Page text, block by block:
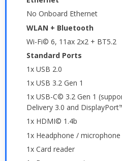
No Onboard Ethernet
WLAN + Bluetooth
Wi-Fi© 6, 11ax 2x2 + BT5.2
Standard Ports
1x USB 2.0
1x USB 3.2 Gen 1
1x USB-C© 3.2 Gen 1
Delivery 3.0 and
1x HDMI© 1.4b
1x Headphone /
1x Card reader